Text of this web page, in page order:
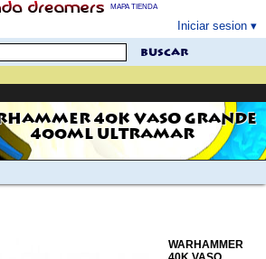
MAPA TIENDA
Iniciar sesion
buscar
40K VASO GRANDE
400ML ULTRAMAR
WARHAMMER